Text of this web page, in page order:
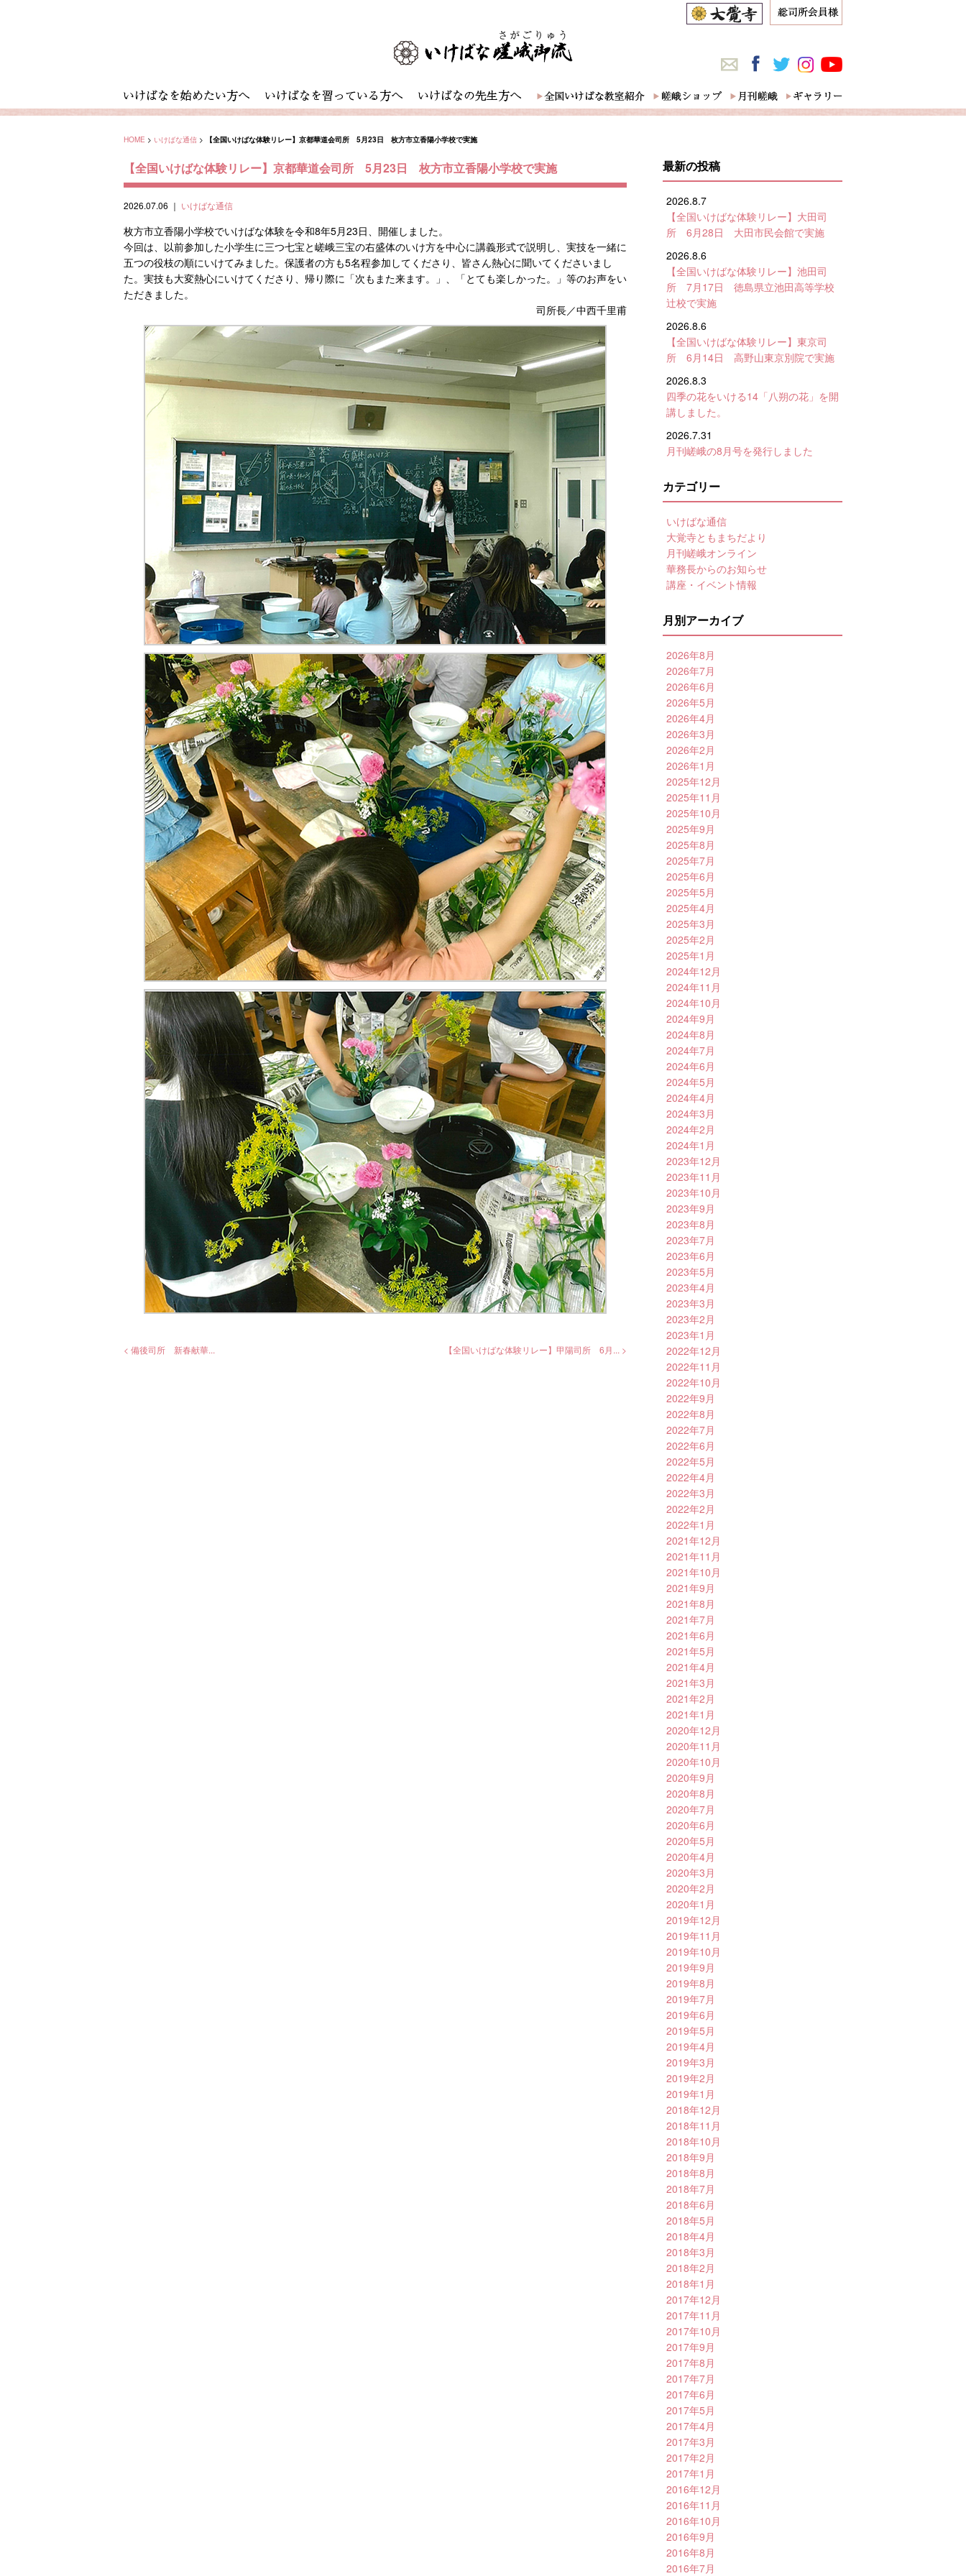
HOME > いけばな通信 > 【全国いけばな体験リレー】京都華道会司所 5月23日 枚方市立香陽小学校で実施
【全国いけばな体験リレー】京都華道会司所 5月23日 枚方市立香陽小学校で実施
2026.07.06 ｜ いけばな通信
枚方市立香陽小学校でいけばな体験を令和8年5月23日、開催しました。
今回は、以前参加した小学生に三つ七宝と嵯峨三宝の右盛体のいけ方を中心に講義形式で説明し、実技を一緒に
五つの役枝の順にいけてみました。保護者の方も5名程参加してくださり、皆さん熱心に聞いてくださいまし
た。実技も大変熱心にいけてくださり、帰り際に「次もまた来ます。」、「とても楽しかった。」等のお声をい
ただきました。
司所長／中西千里甫
< 備後司所 新春献華... 【全国いけばな体験リレー】甲陽司所 6月... >
最新の投稿
2026.8.7
【全国いけばな体験リレー】大田司
所 6月28日 大田市民会館で実施
2026.8.6
【全国いけばな体験リレー】池田司
所 7月17日 徳島県立池田高等学校
辻校で実施
2026.8.6
【全国いけばな体験リレー】東京司
所 6月14日 高野山東京別院で実施
2026.8.3
四季の花をいける14「八朔の花」を開
講しました。
2026.7.31
月刊嵯峨の8月号を発行しました
カテゴリー
いけばな通信
大覚寺ともまちだより
月刊嵯峨オンライン
華務長からのお知らせ
講座・イベント情報
月別アーカイブ
2026年8月
2026年7月
2026年6月
2026年5月
2026年4月
2026年3月
2026年2月
2026年1月
2025年12月
2025年11月
2025年10月
2025年9月
2025年8月
2025年7月
2025年6月
2025年5月
2025年4月
2025年3月
2025年2月
2025年1月
2024年12月
2024年11月
2024年10月
2024年9月
2024年8月
2024年7月
2024年6月
2024年5月
2024年4月
2024年3月
2024年2月
2024年1月
2023年12月
2023年11月
2023年10月
2023年9月
2023年8月
2023年7月
2023年6月
2023年5月
2023年4月
2023年3月
2023年2月
2023年1月
2022年12月
2022年11月
2022年10月
2022年9月
2022年8月
2022年7月
2022年6月
2022年5月
2022年4月
2022年3月
2022年2月
2022年1月
2021年12月
2021年11月
2021年10月
2021年9月
2021年8月
2021年7月
2021年6月
2021年5月
2021年4月
2021年3月
2021年2月
2021年1月
2020年12月
2020年11月
2020年10月
2020年9月
2020年8月
2020年7月
2020年6月
2020年5月
2020年4月
2020年3月
2020年2月
2020年1月
2019年12月
2019年11月
2019年10月
2019年9月
2019年8月
2019年7月
2019年6月
2019年5月
2019年4月
2019年3月
2019年2月
2019年1月
2018年12月
2018年11月
2018年10月
2018年9月
2018年8月
2018年7月
2018年6月
2018年5月
2018年4月
2018年3月
2018年2月
2018年1月
2017年12月
2017年11月
2017年10月
2017年9月
2017年8月
2017年7月
2017年6月
2017年5月
2017年4月
2017年3月
2017年2月
2017年1月
2016年12月
2016年11月
2016年10月
2016年9月
2016年8月
2016年7月